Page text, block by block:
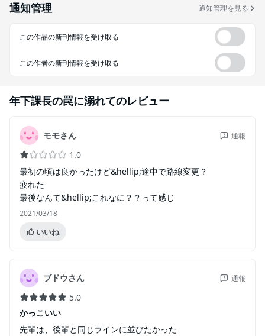
通知管理 通知管理を見る
この作品の新刊情報を受け取る
この作者の新刊情報を受け取る
年下課長の罠に溺れてのレビュー
モモさん 通報
1.0
最初の頃は良かったけど&hellip;途中で路線変更？
疲れた
最後なんて&hellip;これなに？？って感じ
2021/03/18
いいね
ブドウさん 通報
5.0
かっこいい
先輩は、後輩と同じラインに並びたかった